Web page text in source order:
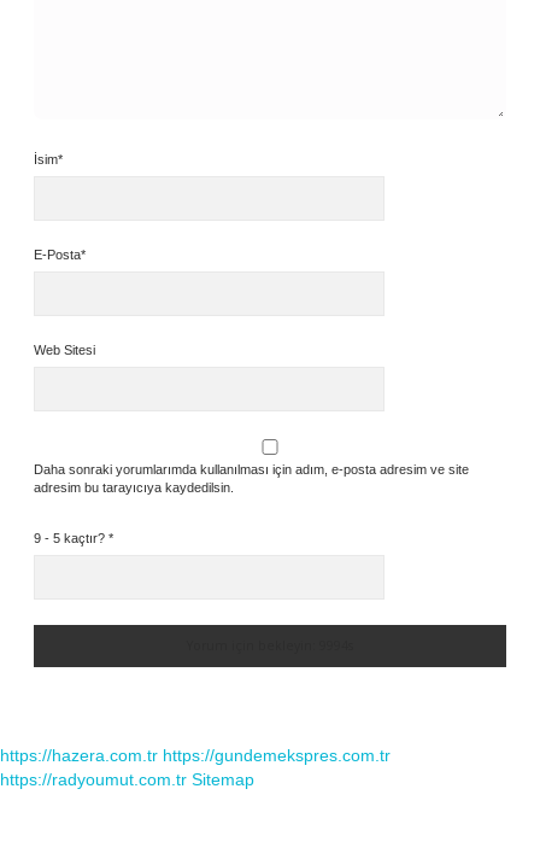
İsim*
E-Posta*
Web Sitesi
Daha sonraki yorumlarımda kullanılması için adım, e-posta adresim ve site
adresim bu tarayıcıya kaydedilsin.
9 - 5 kaçtır? *
https://hazera.com.tr https://gundemekspres.com.tr
https://radyoumut.com.tr Sitemap